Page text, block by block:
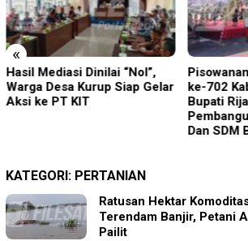
«
Hasil Mediasi Dinilai “Nol”,
Warga Desa Kurup Siap Gelar
Aksi ke PT KIT
ke-702
Bupati
Dan SDM
KATEGORI: PERTANIAN
Ratusan Hektar
Terendam Banjir, Petani
Pailit